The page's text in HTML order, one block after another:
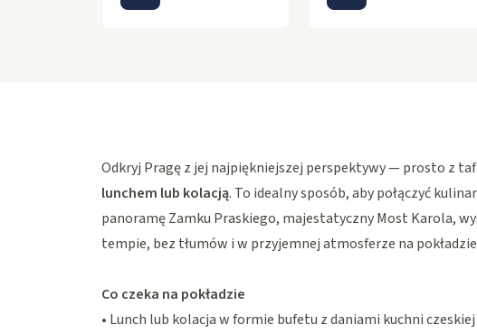
Odkryj Pragę z jej najpiękniejszej perspektywy — prosto z
lunchem lub kolacją. To idealny sposób, aby połączyć
panoramę Zamku Praskiego, majestatyczny Most Karola,
tempie, bez tłumów i w przyjemnej atmosferze na
Co czeka na pokładzie
• Lunch lub kolacja w formie bufetu z daniami kuchni